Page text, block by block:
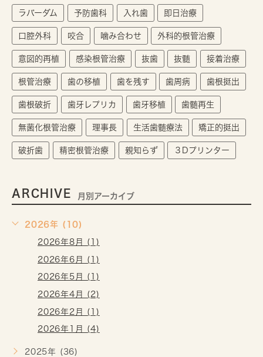
ラバーダム 予防歯科 入れ歯 即日治療
口腔外科 咬合 噛み合わせ 外科的根管治療
意図的再植 感染根管治療 抜歯 抜髄 接着治療
根管治療 歯の移植 歯を残す 歯周病 歯根挺出
歯根破折 歯牙レプリカ 歯牙移植 歯髄再生
無菌化根管治療 理事長 生活歯髄療法 矯正的挺出
破折歯 精密根管治療 親知らず ３Dプリンター
ARCHIVE 月別アーカイブ
2026年 (10)
2026年8月 (1)
2026年6月 (1)
2026年5月 (1)
2026年4月 (2)
2026年2月 (1)
2026年1月 (4)
2025年 (36)